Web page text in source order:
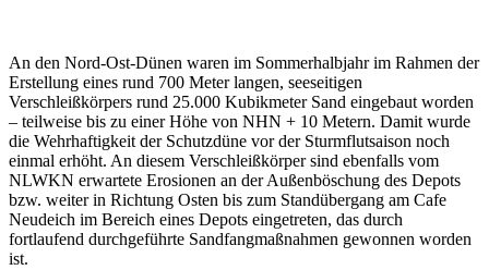
An den Nord-Ost-Dünen waren im Sommerhalbjahr im Rahmen der
Erstellung eines rund 700 Meter langen, seeseitigen
Verschleißkörpers rund 25.000 Kubikmeter Sand eingebaut worden
– teilweise bis zu einer Höhe von NHN + 10 Metern. Damit wurde
die Wehrhaftigkeit der Schutzdüne vor der Sturmflutsaison noch
einmal erhöht. An diesem Verschleißkörper sind ebenfalls vom
NLWKN erwartete Erosionen an der Außenböschung des Depots
bzw. weiter in Richtung Osten bis zum Standübergang am Cafe
Neudeich im Bereich eines Depots eingetreten, das durch
fortlaufend durchgeführte Sandfangmaßnahmen gewonnen worden
ist.